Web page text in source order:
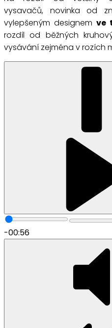
vysavačů, novinka od
vylepšeným designem ve
rozdíl od běžných
vysávání zejména v rozích
-00:56